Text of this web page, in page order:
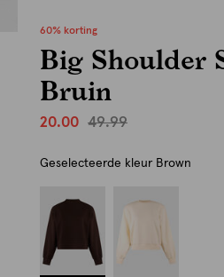
60% korting
Big Shoulder
Bruin
20.00 49.99
Geselecteerde kleur Brown